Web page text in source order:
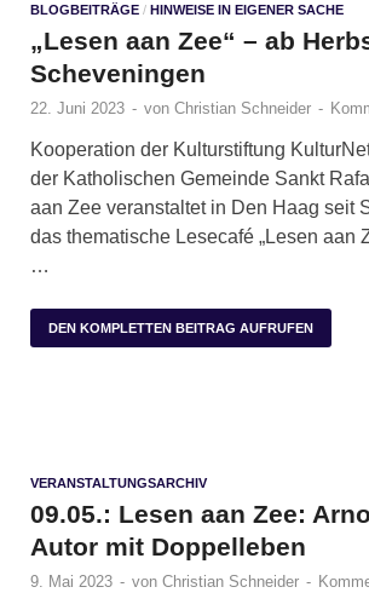
BLOGBEITRÄGE / HINWEISE IN EIGENER SACHE
„Lesen aan Zee“ – ab
Scheveningen
22. Juni 2023 - von Christian Schneider -
Kooperation der Kulturstiftung
der Katholischen Gemeinde Sankt
aan Zee veranstaltet in Den Haag seit
das thematische Lesecafé „Lesen aan
…
DEN KOMPLETTEN BEITRAG AUFRUFEN
VERANSTALTUNGSARCHIV
09.05.: Lesen aan Zee:
Autor mit Doppelleben
9. Mai 2023 - von Christian Schneider -